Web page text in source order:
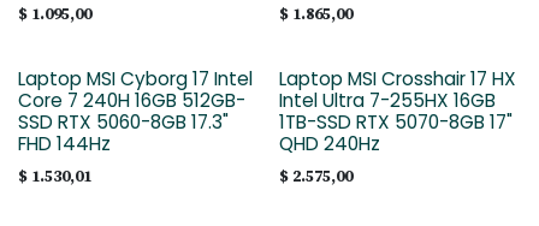
$ 1.095,00 $ 1.865,00
Laptop MSI Cyborg 17 Intel
Core 7 240H 16GB 512GB-
SSD RTX 5060-8GB 17.3"
FHD 144Hz
$ 1.530,01
Laptop MSI Crosshair 17 HX
Intel Ultra 7-255HX 16GB
1TB-SSD RTX 5070-8GB 17"
QHD 240Hz
$ 2.575,00